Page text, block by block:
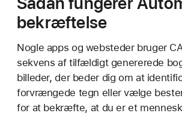
bekræftelse
Nogle apps og websteder bruger
sekvens af tilfældigt genererede
billeder, der beder dig om at
forvrængede tegn eller vælge
for at bekræfte, at du er et